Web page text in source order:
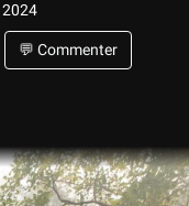
2024
💬 Commenter